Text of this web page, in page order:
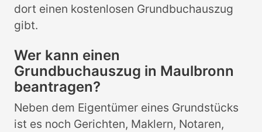
dort einen kostenlosen Grundbuchauszug
gibt.
Wer kann einen
Grundbuchauszug in Maulbronn
beantragen?
Neben dem Eigentümer eines Grundstücks
ist es noch Gerichten, Maklern, Notaren,